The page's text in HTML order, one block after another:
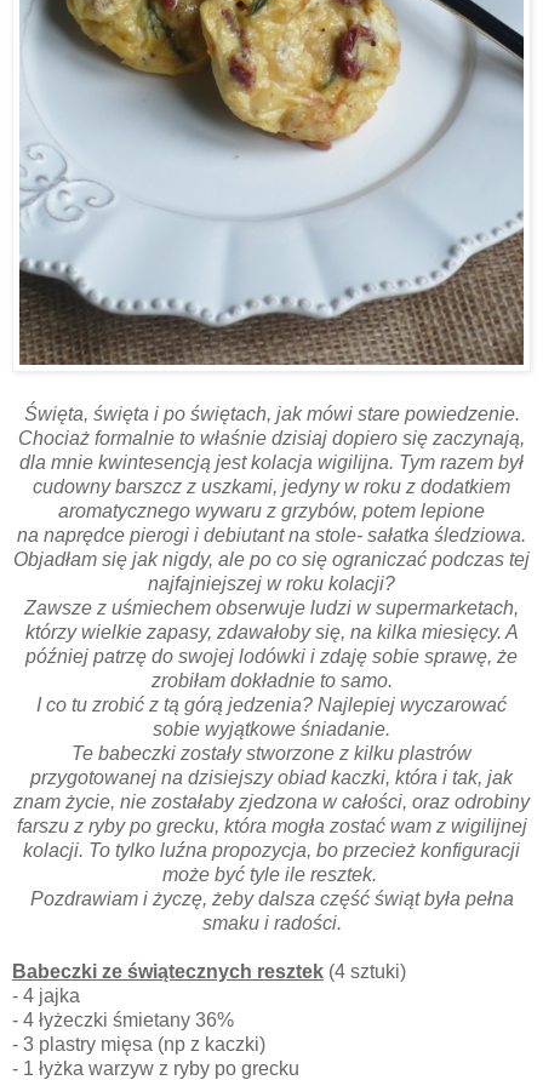
Święta, święta i po świętach, jak mówi stare powiedzenie.
Chociaż formalnie to właśnie dzisiaj dopiero się zaczynają,
dla mnie kwintesencją jest kolacja wigilijna. Tym razem był
cudowny barszcz z uszkami, jedyny w roku z dodatkiem
aromatycznego wywaru z grzybów, potem lepione
na naprędce pierogi i debiutant na stole- sałatka śledziowa.
Objadłam się jak nigdy, ale po co się ograniczać podczas tej
najfajniejszej w roku kolacji?
Zawsze z uśmiechem obserwuje ludzi w supermarketach,
którzy wielkie zapasy, zdawałoby się, na kilka miesięcy. A
później patrzę do swojej lodówki i zdaję sobie sprawę, że
zrobiłam dokładnie to samo.
I co tu zrobić z tą górą jedzenia? Najlepiej wyczarować
sobie wyjątkowe śniadanie.
Te babeczki zostały stworzone z kilku plastrów
przygotowanej na dzisiejszy obiad kaczki, która i tak, jak
znam życie, nie zostałaby zjedzona w całości, oraz odrobiny
farszu z ryby po grecku, która mogła zostać wam z wigilijnej
kolacji. To tylko luźna propozycja, bo przecież konfiguracji
może być tyle ile resztek.
Pozdrawiam i życzę, żeby dalsza część świąt była pełna
smaku i radości.
Babeczki ze świątecznych resztek (4 sztuki)
- 4 jajka
- 4 łyżeczki śmietany 36%
- 3 plastry mięsa (np z kaczki)
- 1 łyżka warzyw z ryby po grecku